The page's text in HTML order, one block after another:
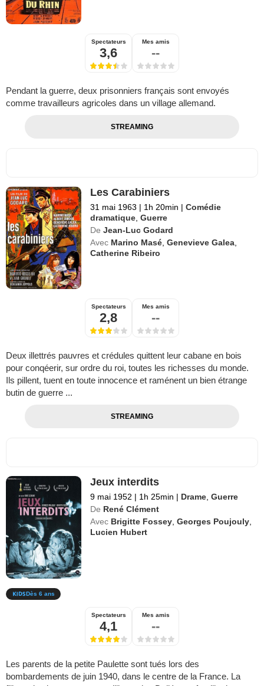
Spectateurs
3,6
Mes amis
--
Pendant la guerre, deux prisonniers français sont envoyés
comme travailleurs agricoles dans un village allemand.
STREAMING
Les Carabiniers
31 mai 1963 | 1h 20min | Comédie
dramatique ,Guerre
De Jean-Luc Godard
Avec Marino Masé ,Genevieve Galea
Catherine Ribeiro
Spectateurs
2,8
Mes amis
--
Deux illettrés pauvres et crédules quittent leur cabane en bois
pour conqéerir, sur ordre du roi, toutes les richesses du monde.
Ils pillent, tuent en toute innocence et raménent un bien étrange
butin de guerre ...
STREAMING
Jeux interdits
9 mai 1952 | 1h 25min | Drame ,Guerre
De René Clément
Avec Brigitte Fossey ,Georges Poujouly
Lucien Hubert
Dès 6 ans
Spectateurs
4,1
Mes amis
--
Les parents de la petite Paulette sont tués lors des
bombardements de juin 1940, dans le centre de la France. La